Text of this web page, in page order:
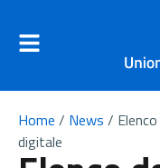
Home / News /
digitale